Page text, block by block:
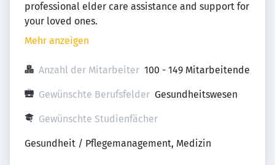
professional elder care assistance and support for
your loved ones.
Mehr anzeigen
Anzahl der Mitarbeiter 100 - 149 Mitarbeitende
Gewünschte Berufsfelder Gesundheitswesen
Gewünschte Studienfächer
Gesundheit / Pflegemanagement, Medizin